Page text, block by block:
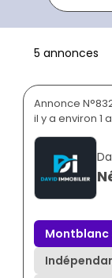
5 annonces
Annonce
il y a environ 1
Montblanc